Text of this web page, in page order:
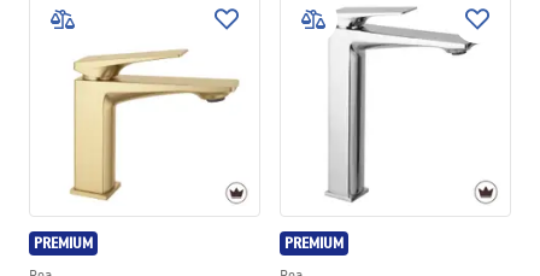
PREMIUM PREMIUM